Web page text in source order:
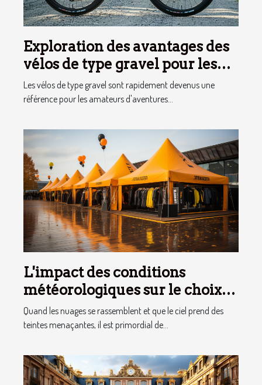
Exploration des avantages des
vélos de type gravel pour les
aventuriers
Les vélos de type gravel sont rapidement devenus une
référence pour les amateurs d'aventures...
L'impact des conditions
météorologiques sur le choix
des tentes publicitaires
Quand les nuages se rassemblent et que le ciel prend des
teintes menaçantes, il est primordial de...